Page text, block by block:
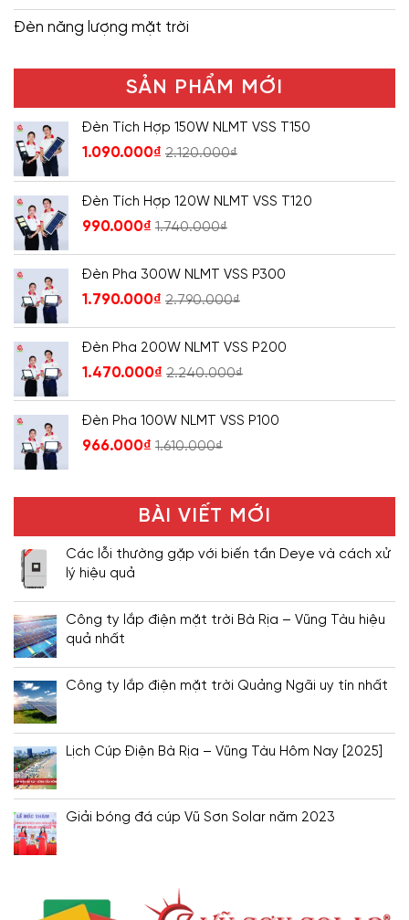
Đèn năng lượng mặt trời
SẢN PHẨM MỚI
Đèn Tích Hợp 150W NLMT VSS T150
1.090.000₫ 2.120.000₫
Đèn Tích Hợp 120W NLMT VSS T120
990.000₫ 1.740.000₫
Đèn Pha 300W NLMT VSS P300
1.790.000₫ 2.790.000₫
Đèn Pha 200W NLMT VSS P200
1.470.000₫ 2.240.000₫
Đèn Pha 100W NLMT VSS P100
966.000₫ 1.610.000₫
BÀI VIẾT MỚI
Các lỗi thường gặp với biến tần Deye và cách xử
lý hiệu quả
Công ty lắp điện mặt trời Bà Rịa – Vũng Tàu hiệu
quả nhất
Công ty lắp điện mặt trời Quảng Ngãi uy tín nhất
Lịch Cúp Điện Bà Rịa – Vũng Tàu Hôm Nay [2025]
Giải bóng đá cúp Vũ Sơn Solar năm 2023